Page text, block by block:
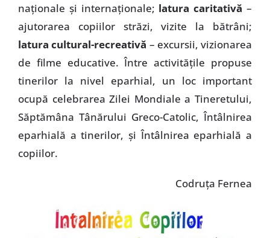
naţionale şi internaţionale; latura caritativă –
ajutorarea copiilor străzi, vizite la bătrâni;
latura cultural-recreativă – excursii, vizionarea
de filme educative. Între activităţile propuse
tinerilor la nivel eparhial, un loc important
ocupă celebrarea Zilei Mondiale a Tineretului,
Săptămâna Tânărului Greco-Catolic, Întâlnirea
eparhială a tinerilor, şi Întâlnirea eparhială a
copiilor.
Codruţa Fernea